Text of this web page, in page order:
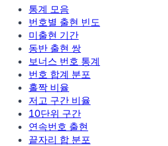
통계 모음
번호별 출현 빈도
미출현 기간
동반 출현 쌍
보너스 번호 통계
번호 합계 분포
홀짝 비율
저고 구간 비율
10단위 구간
연속번호 출현
끝자리 합 분포